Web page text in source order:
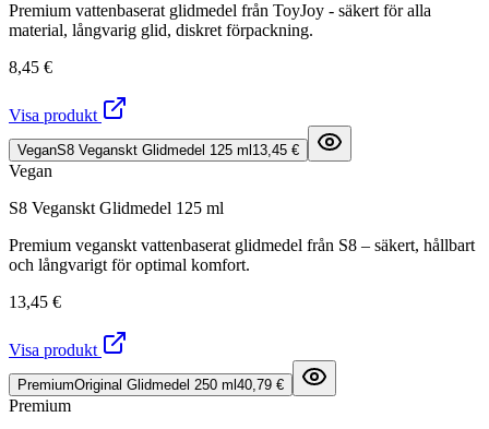
Premium vattenbaserat glidmedel från ToyJoy - säkert för alla
material, långvarig glid, diskret förpackning.
8,45 €
Visa produkt
VeganS8 Veganskt Glidmedel 125 ml 13,45 €
Vegan
S8 Veganskt Glidmedel 125 ml
Premium veganskt vattenbaserat glidmedel från S8 – säkert, hållbart
och långvarigt för optimal komfort.
13,45 €
Visa produkt
PremiumOriginal Glidmedel 250 ml 40,79 €
Premium